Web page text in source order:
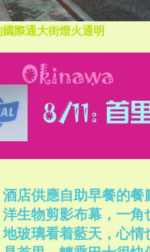
國際通大街燈火通明
酒店供應自助早餐的
洋生物剪影布幕，一
地玻璃看着藍天，心